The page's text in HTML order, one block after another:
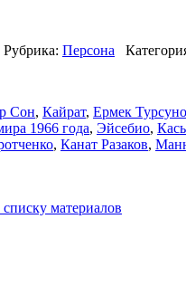
Рубрика: Персона
Сон, Кайрат, Ермек
1966 года, Эйсебио,
, Канат Разаков,
материалов